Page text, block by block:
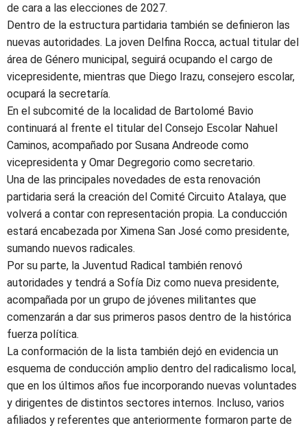
de cara a las elecciones de 2027.
Dentro de la estructura partidaria también se definieron las
nuevas autoridades. La joven Delfina Rocca, actual titular del
área de Género municipal, seguirá ocupando el cargo de
vicepresidente, mientras que Diego Irazu, consejero escolar,
ocupará la secretaría.
En el subcomité de la localidad de Bartolomé Bavio
continuará al frente el titular del Consejo Escolar Nahuel
Caminos, acompañado por Susana Andreode como
vicepresidenta y Omar Degregorio como secretario.
Una de las principales novedades de esta renovación
partidaria será la creación del Comité Circuito Atalaya, que
volverá a contar con representación propia. La conducción
estará encabezada por Ximena San José como presidente,
sumando nuevos radicales.
Por su parte, la Juventud Radical también renovó
autoridades y tendrá a Sofía Diz como nueva presidente,
acompañada por un grupo de jóvenes militantes que
comenzarán a dar sus primeros pasos dentro de la histórica
fuerza política.
La conformación de la lista también dejó en evidencia un
esquema de conducción amplio dentro del radicalismo local,
que en los últimos años fue incorporando nuevas voluntades
y dirigentes de distintos sectores internos. Incluso, varios
afiliados y referentes que anteriormente formaron parte de